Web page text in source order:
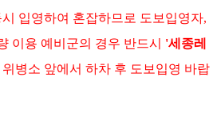
입영하여 혼잡하므로 도보입영자,
이용 예비군의 경우 반드시 '세종레
병소 앞에서 하차 후 도보입영 바랍